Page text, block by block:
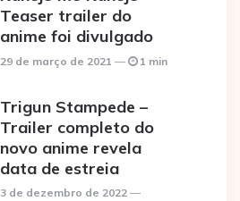
Teaser trailer do
anime foi divulgado
29 de março de 2021 1 min
Trigun Stampede –
Trailer completo do
novo anime revela
data de estreia
3 de dezembro de 2022